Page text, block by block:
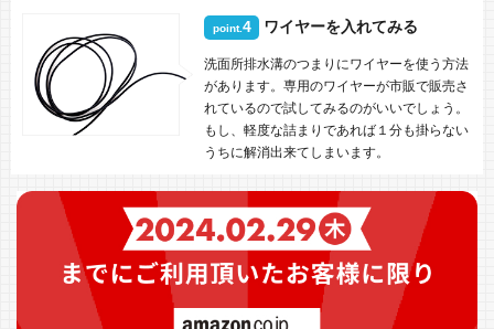
point.4 ワイヤーを入れてみる
洗面所排水溝のつまりにワイヤーを使う方法
があります。専用のワイヤーが市販で販売さ
れているので試してみるのがいいでしょう。
もし、軽度な詰まりであれば１分も掛らない
うちに解消出来てしまいます。